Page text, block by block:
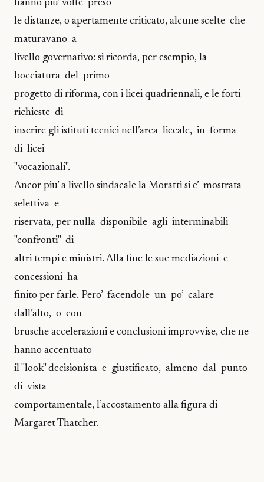
hanno piu’ volte preso
le distanze, o apertamente criticato, alcune scelte che
maturavano a
livello governativo: si ricorda, per esempio, la
bocciatura del primo
progetto di riforma, con i licei quadriennali, e le forti
richieste di
inserire gli istituti tecnici nell’area liceale, in forma
di licei
"vocazionali".
Ancor piu’ a livello sindacale la Moratti si e’ mostrata
selettiva e
riservata, per nulla disponibile agli interminabili
"confronti" di
altri tempi e ministri. Alla fine le sue mediazioni e
concessioni ha
finito per farle. Pero’ facendole un po’ calare
dall’alto, o con
brusche accelerazioni e conclusioni improvvise, che ne
hanno accentuato
il "look" decisionista e giustificato, almeno dal punto
di vista
comportamentale, l’accostamento alla figura di
Margaret Thatcher.